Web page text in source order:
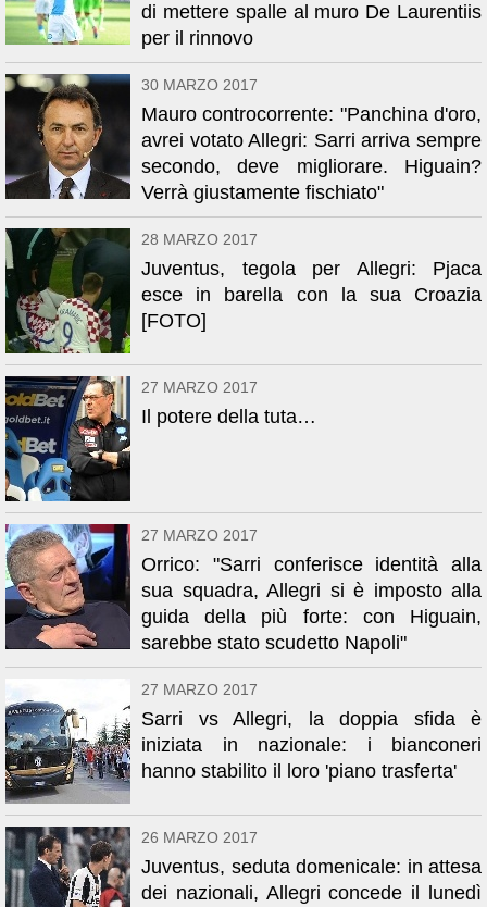
di mettere spalle al muro De Laurentiis
per il rinnovo
30 MARZO 2017
Mauro controcorrente: "Panchina d'oro,
avrei votato Allegri: Sarri arriva sempre
secondo, deve migliorare. Higuain?
Verrà giustamente fischiato"
28 MARZO 2017
Juventus, tegola per Allegri: Pjaca
esce in barella con la sua Croazia
[FOTO]
27 MARZO 2017
Il potere della tuta…
27 MARZO 2017
Orrico: "Sarri conferisce identità alla
sua squadra, Allegri si è imposto alla
guida della più forte: con Higuain,
sarebbe stato scudetto Napoli"
27 MARZO 2017
Sarri vs Allegri, la doppia sfida è
iniziata in nazionale: i bianconeri
hanno stabilito il loro 'piano trasferta'
26 MARZO 2017
Juventus, seduta domenicale: in attesa
dei nazionali, Allegri concede il lunedì